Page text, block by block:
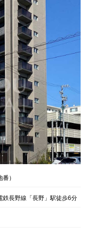
）
鉄長野線「長野」駅徒歩6分